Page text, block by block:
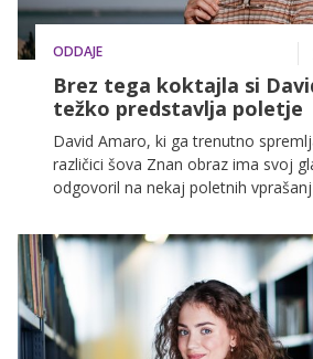
ODDAJE
Brez tega koktajla si
težko predstavlja poletje
David Amaro, ki ga trenutno
različici šova Znan obraz ima svoj
odgovoril na nekaj poletnih
playlisti ter kako preživlja proste